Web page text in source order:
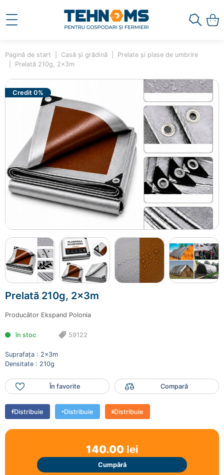
Pagină de start Casă și grădină
Prelate și plase de umbrire
Prelată 210g, 2x3m
Credit 0%
Prelată 210g, 2x3m
Producător Ekspand Polonia
în stoc 59122
Suprafața : 2x3m
Densitate : 210g
În favorite Compară
Distribuie Distribuie Distribuie
140.00lei
Cumpără
Ai adăugat în coș ×
Prelată 210g, 2x3m
59122
140.00 lei
Mai adaugă produse
Finalizează comanda